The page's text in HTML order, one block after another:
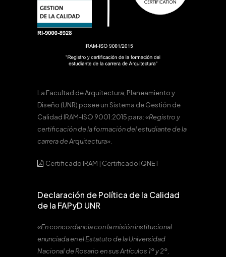
La Facultad de Arquitectura, Planeamiento y
Diseño (UNR) posee un Sistema de Gestión de
Calidad IRAM-ISO 9001:2015 para:«Registro y
certificación de la formación del estudiante de la
carrera de Arquitectura».
Certificado IRAM | Certificado IQNET
Declaración de Política de la Calidad
de la FAPyD UNR
«En concordancia con la misión institucional
enunciada en el Estatuto de la Universidad
Nacional de Rosario en sus Artículos 1º y 2º,